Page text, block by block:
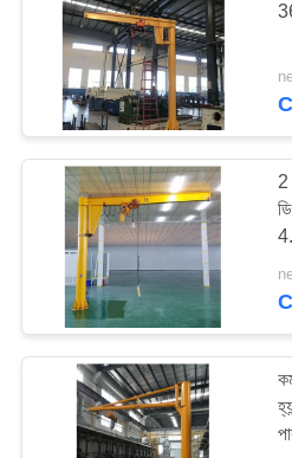
নিম্ন হেডরুম
শিল্প বৈদ্যুতিক
2